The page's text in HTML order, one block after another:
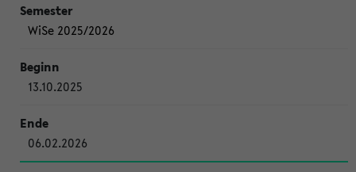
WiSe 2025/2026
13.10.2025
06.02.2026